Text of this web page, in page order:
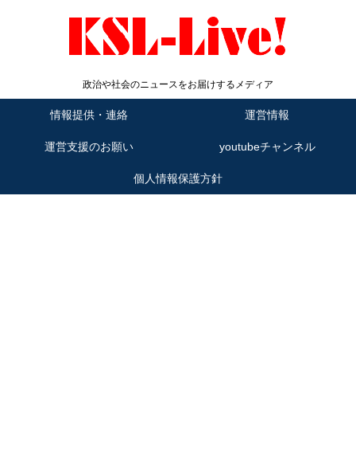
政治や社会のニュースをお届けするメディア
情報提供・連絡 運営情報
運営支援のお願い youtubeチャンネル
個人情報保護方針